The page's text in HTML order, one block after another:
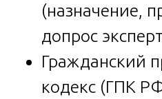
(назначение,
допрос
Гражданский
кодекс (ГПК